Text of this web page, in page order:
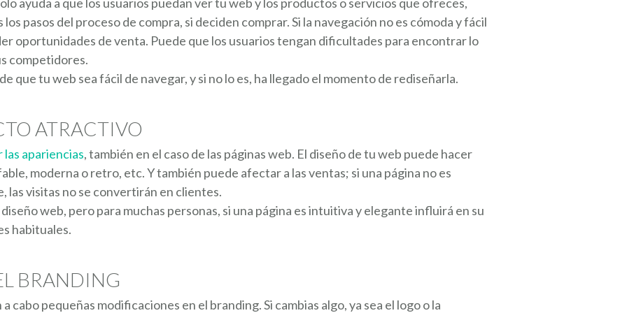
pasos del proceso de compra, si deciden comprar. Si la navegación no es cómoda y fácil
oportunidades de venta. Puede que los usuarios tengan dificultades para encontrar lo
competidores.
que tu web sea fácil de navegar, y si no lo es, ha llegado el momento de rediseñarla.
ATRACTIVO
las apariencias, también en el caso de las páginas web. El diseño de tu web puede hacer
moderna o retro, etc. Y también puede afectar a las ventas; si una página no es
visitas no se convertirán en clientes.
web, pero para muchas personas, si una página es intuitiva y elegante influirá en su
habituales.
BRANDING
cabo pequeñas modificaciones en el branding. Si cambias algo, ya sea el logo o la